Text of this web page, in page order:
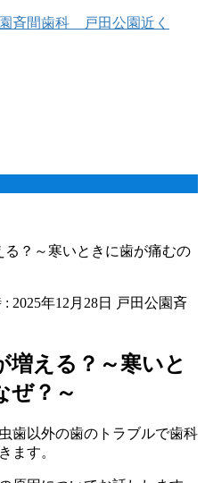
？～寒いときに歯が痛むの
: 2025年12月28日
戸田公園斉
増える？～寒いと
ぜ？～
歯以外の歯のトラブルで歯科
ます。